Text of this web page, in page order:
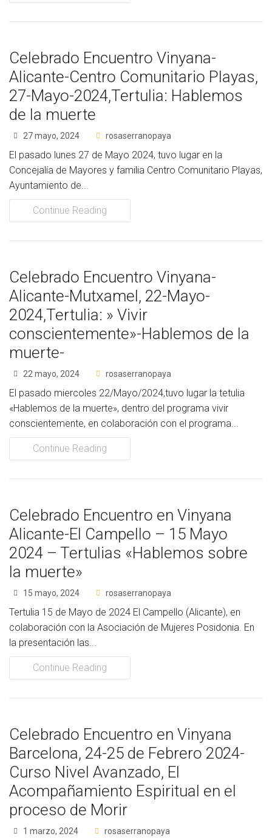
Celebrado Encuentro Vinyana-
Alicante-Centro Comunitario Playas,
27-Mayo-2024,Tertulia: Hablemos
de la muerte
27 mayo, 2024 rosaserranopaya
El pasado lunes 27 de Mayo 2024, tuvo lugar en la
Concejalía de Mayores y familia Centro Comunitario Playas,
Ayuntamiento de...
Continue Reading
Celebrado Encuentro Vinyana-
Alicante-Mutxamel, 22-Mayo-
2024,Tertulia: » Vivir
conscientemente»-Hablemos de la
muerte-
22 mayo, 2024 rosaserranopaya
El pasado miercoles 22/Mayo/2024,tuvo lugar la tetulia
«Hablemos de la muerte», dentro del programa vivir
conscientemente, en colaboración con el programa...
Continue Reading
Celebrado Encuentro en Vinyana
Alicante-El Campello – 15 Mayo
2024 – Tertulias «Hablemos sobre
la muerte»
15 mayo, 2024 rosaserranopaya
Tertulia 15 de Mayo de 2024 El Campello (Alicante), en
colaboración con la Asociación de Mujeres Posidonia. En
la presentación las...
Continue Reading
Celebrado Encuentro en Vinyana
Barcelona, 24-25 de Febrero 2024-
Curso Nivel Avanzado, El
Acompañamiento Espiritual en el
proceso de Morir
1 marzo, 2024 rosaserranopaya